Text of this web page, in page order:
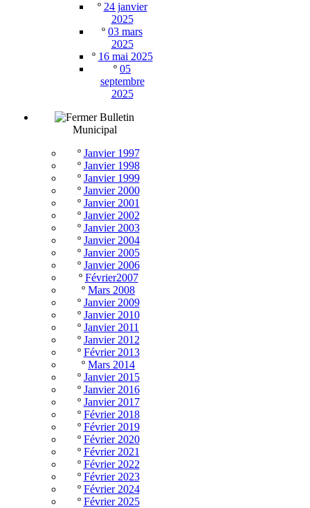
º 24 janvier
2025
º 03 mars
2025
º 16 mai 2025
º 05
septembre
2025
Bulletin
Municipal
º Janvier 1997
º Janvier 1998
º Janvier 1999
º Janvier 2000
º Janvier 2001
º Janvier 2002
º Janvier 2003
º Janvier 2004
º Janvier 2005
º Janvier 2006
º Février2007
º Mars 2008
º Janvier 2009
º Janvier 2010
º Janvier 2011
º Janvier 2012
º Février 2013
º Mars 2014
º Janvier 2015
º Janvier 2016
º Janvier 2017
º Février 2018
º Février 2019
º Février 2020
º Février 2021
º Février 2022
º Février 2023
º Février 2024
º Février 2025